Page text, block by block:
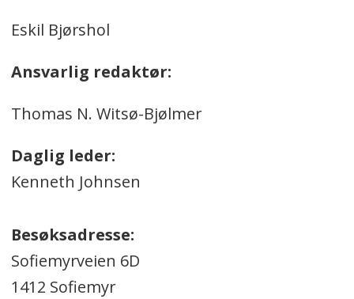
Eskil Bjørshol
Ansvarlig redaktør:
Thomas N. Witsø-Bjølmer
Daglig leder:
Kenneth Johnsen
Besøksadresse:
Sofiemyrveien 6D
1412 Sofiemyr